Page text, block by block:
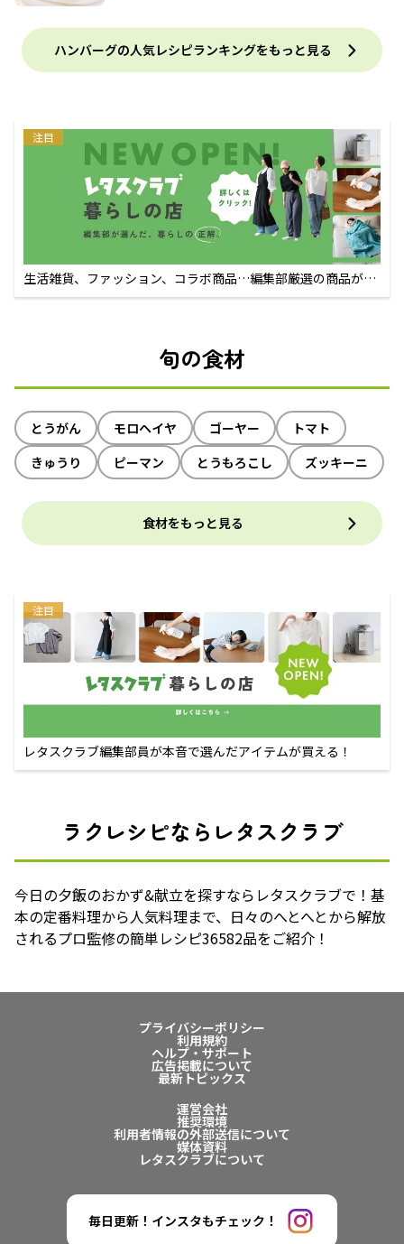
ハンバーグの人気レシピランキングをもっと見る
注目
生活雑貨、ファッション、コラボ商品…編集部厳選の商品が買
えるECサイト
旬の食材
とうがん モロヘイヤ ゴーヤー
トマト
きゅうり
ピーマン とうもろこし ズッキーニ
食材をもっと見る
注目
レタスクラブ編集部員が本音で選んだアイテムが買える！
ラクレシピならレタスクラブ
今日の夕飯のおかず&献立を探すならレタスクラブで！基
本の定番料理から人気料理まで、日々のへとへとから解放
されるプロ監修の簡単レシピ36582品をご紹介！
プライバシーポリシー
利用規約
ヘルプ・サポート
広告掲載について
最新トピックス
運営会社
推奨環境
利用者情報の外部送信について
媒体資料
レタスクラブについて
毎日更新！インスタもチェック！